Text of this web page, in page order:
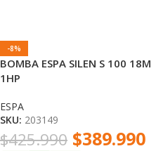
-8%
BOMBA ESPA SILEN S 100 18M
1HP
ESPA
SKU: 203149
$425.990 $389.990